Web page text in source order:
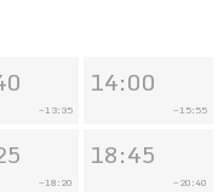
~13:35
14:00
~15:55
~18:20
18:45
~ 20:40